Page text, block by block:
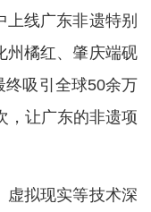
线广东非遗特别
州橘红、肇庆端砚
终吸引全球50余万
，让广东的非遗项
虚拟现实等技术深